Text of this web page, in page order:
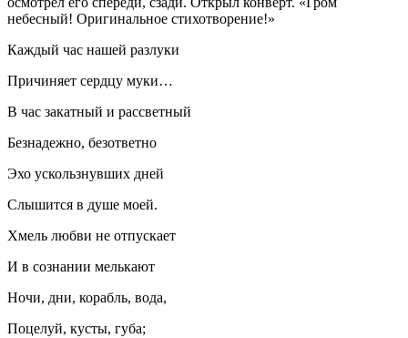
небесный! Оригинальное стихотворение!»
Каждый час нашей разлуки
Причиняет сердцу муки…
В час закатный и рассветный
Безнадежно, безответно
Эхо ускользнувших дней
Слышится в душе моей.
Хмель любви не отпускает
И в сознании мелькают
Ночи, дни, корабль, вода,
Поцелуй, кусты, губа;